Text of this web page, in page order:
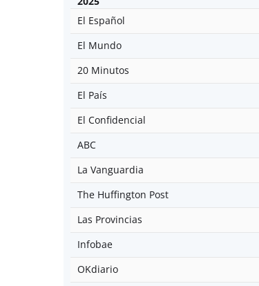
El Español
El Mundo
20 Minutos
El País
El Confidencial
ABC
La Vanguardia
The Huffington Post
Las Provincias
Infobae
OKdiario